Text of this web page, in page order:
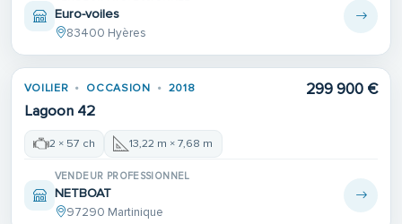
Euro-voiles
83400 Hyères
VOILIER OCCASION 2018
Lagoon 42
299 900 €
2 × 57 ch 13,22 m × 7,68 m
VENDEUR PROFESSIONNEL
NETBOAT
97290 Martinique